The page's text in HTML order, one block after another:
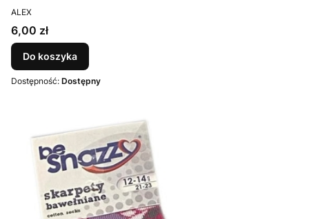
PRODUCENT
ALEX
Cena
6,00 zł
Do koszyka
Dostępność: Dostępny